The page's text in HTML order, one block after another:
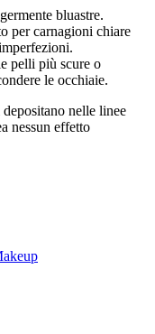
bluastre.
per carnagioni chiare
pelli più scure o
le occhiaie.
nelle linee
nessun effetto